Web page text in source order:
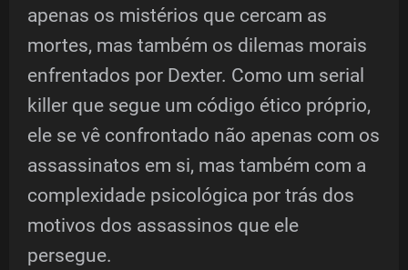
apenas os mistérios que cercam as
mortes, mas também os dilemas morais
enfrentados por Dexter. Como um serial
killer que segue um código ético próprio,
ele se vê confrontado não apenas com os
assassinatos em si, mas também com a
complexidade psicológica por trás dos
motivos dos assassinos que ele
persegue.